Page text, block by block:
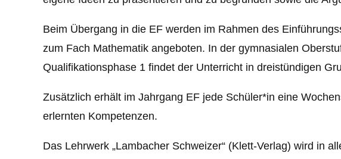
Beim Übergang in die EF werden im Rahmen des
zum Fach Mathematik angeboten. In der gymnasialen
Qualifikationsphase 1 findet der Unterricht in dreistündigen
Zusätzlich erhält im Jahrgang EF jede Schüler*in eine
erlernten Kompetenzen.
Das Lehrwerk „Lambacher Schweizer“ (Klett-Verlag) wird in